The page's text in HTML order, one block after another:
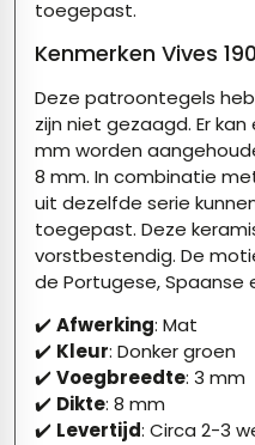
toegepast.
Kenmerken Vives
Deze patroontegels
zijn niet gezaagd. Er
mm worden
8 mm. In combinatie
uit dezelfde serie
toegepast. Deze
vorstbestendig. De
de Portugese, Spaanse
✔️Afwerking: Mat
✔️ Kleur: Donker groen
✔️Voegbreedte: 3 mm
✔️ Dikte: 8 mm
✔️ Levertijd: Circa 2-3